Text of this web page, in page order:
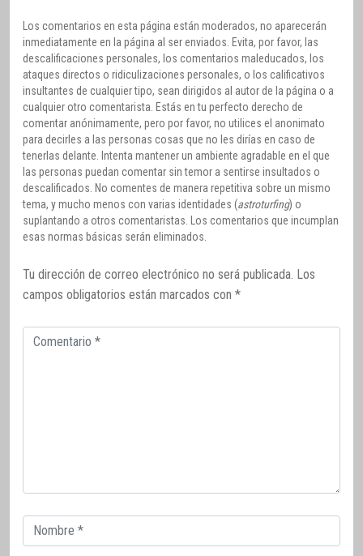
Los comentarios en esta página están moderados, no aparecerán
inmediatamente en la página al ser enviados. Evita, por favor, las
descalificaciones personales, los comentarios maleducados, los
ataques directos o ridiculizaciones personales, o los calificativos
insultantes de cualquier tipo, sean dirigidos al autor de la página o a
cualquier otro comentarista. Estás en tu perfecto derecho de
comentar anónimamente, pero por favor, no utilices el anonimato
para decirles a las personas cosas que no les dirías en caso de
tenerlas delante. Intenta mantener un ambiente agradable en el que
las personas puedan comentar sin temor a sentirse insultados o
descalificados. No comentes de manera repetitiva sobre un mismo
tema, y mucho menos con varias identidades (astroturfing) o
suplantando a otros comentaristas. Los comentarios que incumplan
esas normas básicas serán eliminados.
Tu dirección de correo electrónico no será publicada. Los
campos obligatorios están marcados con *
Comentario
Correo
electrónico